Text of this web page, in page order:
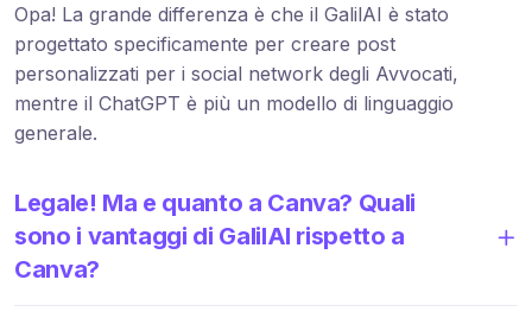
Opa! La grande differenza è che il GalilAI è stato
progettato specificamente per creare post
personalizzati per i social network degli Avvocati,
mentre il ChatGPT è più un modello di linguaggio
generale.
Legale! Ma e quanto a Canva? Quali
sono i vantaggi di GalilAI rispetto a
Canva?